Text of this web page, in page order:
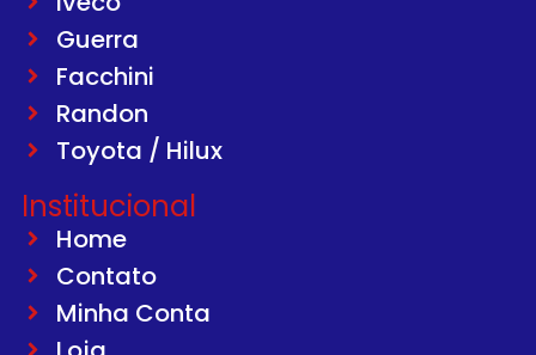
Guerra
Facchini
Randon
Toyota / Hilux
Institucional
Home
Contato
Minha Conta